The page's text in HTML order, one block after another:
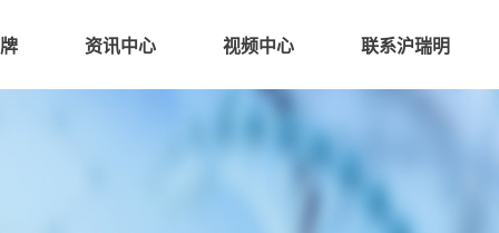
资讯中心 视频中心 联系沪瑞明